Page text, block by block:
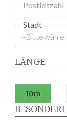
Postleitzahl
Stadt
LÄNGE
10m